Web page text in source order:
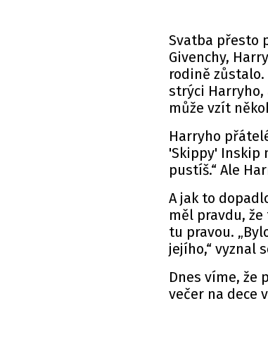
Svatba přesto
Givenchy,
rodině
strýci Harryho,
může vzít
Harryho
'Skippy' Inskip
pustíš.“ Ale
A jak to
měl pravdu,
tu pravou.
jejího,“ vyznal
Dnes víme, že
večer na dece